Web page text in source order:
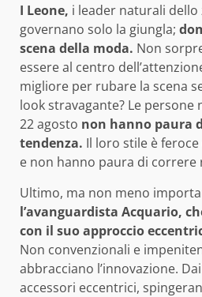
I Leone, i leader naturali dello
governano solo la giungla;
scena della moda. Non
essere al centro
migliore per rubare la scena
look stravagante? Le persone
22 agosto non hanno paura
tendenza. Il loro stile è
e non hanno paura di correre
Ultimo, ma non meno
l’avanguardista Acquario,
con il suo approccio
Non convenzionali e
abbracciano l’innovazione.
accessori eccentrici,